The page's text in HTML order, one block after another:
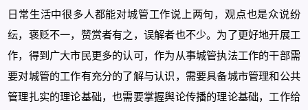
日常生活中很多人都能对城管工作说上两句，观点也是众说纷
纭，褒贬不一，赞赏者有之，误解者也不少。为了更好地开展工
作，得到广大市民更多的认可，作为从事城管执法工作的干部需
要对城管的工作有充分的了解与认识，需要具备城市管理和公共
管理扎实的理论基础，也需要掌握舆论传播的理论基础，工作给